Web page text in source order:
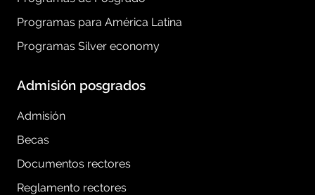
Programas para América Latina
Programas Silver economy
Admisión posgrados
Admisión
Becas
Documentos rectores
Reglamento rectores